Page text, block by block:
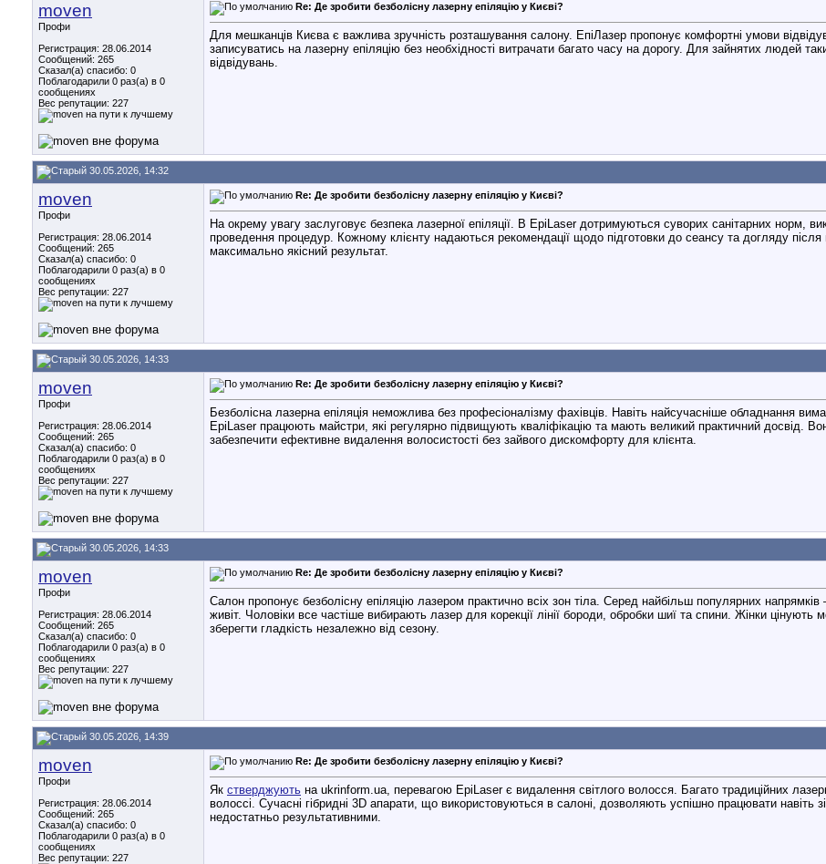
moven
Профи
Регистрация: 28.06.2014
Сообщений: 265
Сказал(а) спасибо: 0
Поблагодарили 0 раз(а) в 0
сообщениях
Вес репутации: 227
Re: Де зробити безболісну лазерну епіляцію у Києві?
Для мешканців Києва є важлива зручність розташування салону. ЕпіЛазер пропонує комфортні умови
записуватись на лазерну епіляцію без необхідності витрачати багато часу на дорогу. Для зайнятих людей
відвідувань.
30.05.2026, 14:32
moven
Профи
Регистрация: 28.06.2014
Сообщений: 265
Сказал(а) спасибо: 0
Поблагодарили 0 раз(а) в 0
сообщениях
Вес репутации: 227
Re: Де зробити безболісну лазерну епіляцію у Києві?
На окрему увагу заслуговує безпека лазерної епіляції. В EpiLaser дотримуються суворих санітарних норм,
проведення процедур. Кожному клієнту надаються рекомендації щодо підготовки до сеансу та догляду
максимально якісний результат.
30.05.2026, 14:33
moven
Профи
Регистрация: 28.06.2014
Сообщений: 265
Сказал(а) спасибо: 0
Поблагодарили 0 раз(а) в 0
сообщениях
Вес репутации: 227
Re: Де зробити безболісну лазерну епіляцію у Києві?
Безболісна лазерна епіляція неможлива без професіоналізму фахівців. Навіть найсучасніше обладнання
EpiLaser працюють майстри, які регулярно підвищують кваліфікацію та мають великий практичний досвід.
забезпечити ефективне видалення волосистості без зайвого дискомфорту для клієнта.
30.05.2026, 14:33
moven
Профи
Регистрация: 28.06.2014
Сообщений: 265
Сказал(а) спасибо: 0
Поблагодарили 0 раз(а) в 0
сообщениях
Вес репутации: 227
Re: Де зробити безболісну лазерну епіляцію у Києві?
Салон пропонує безболісну епіляцію лазером практично всіх зон тіла. Серед найбільш популярних напрямків
живіт. Чоловіки все частіше вибирають лазер для корекції лінії бороди, обробки шиї та спини. Жінки цінують
зберегти гладкість незалежно від сезону.
30.05.2026, 14:39
moven
Профи
Регистрация: 28.06.2014
Сообщений: 265
Сказал(а) спасибо: 0
Поблагодарили 0 раз(а) в 0
сообщениях
Вес репутации: 227
Re: Де зробити безболісну лазерну епіляцію у Києві?
Як стверджують на ukrinform.ua, перевагою EpiLaser є видалення світлого волосся. Багато традиційних
волоссі. Сучасні гібридні 3D апарати, що використовуються в салоні, дозволяють успішно працювати навіть
недостатньо результативними.